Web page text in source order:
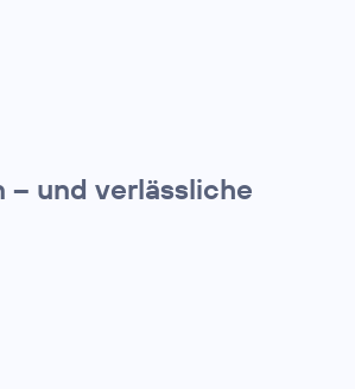
und verlässliche